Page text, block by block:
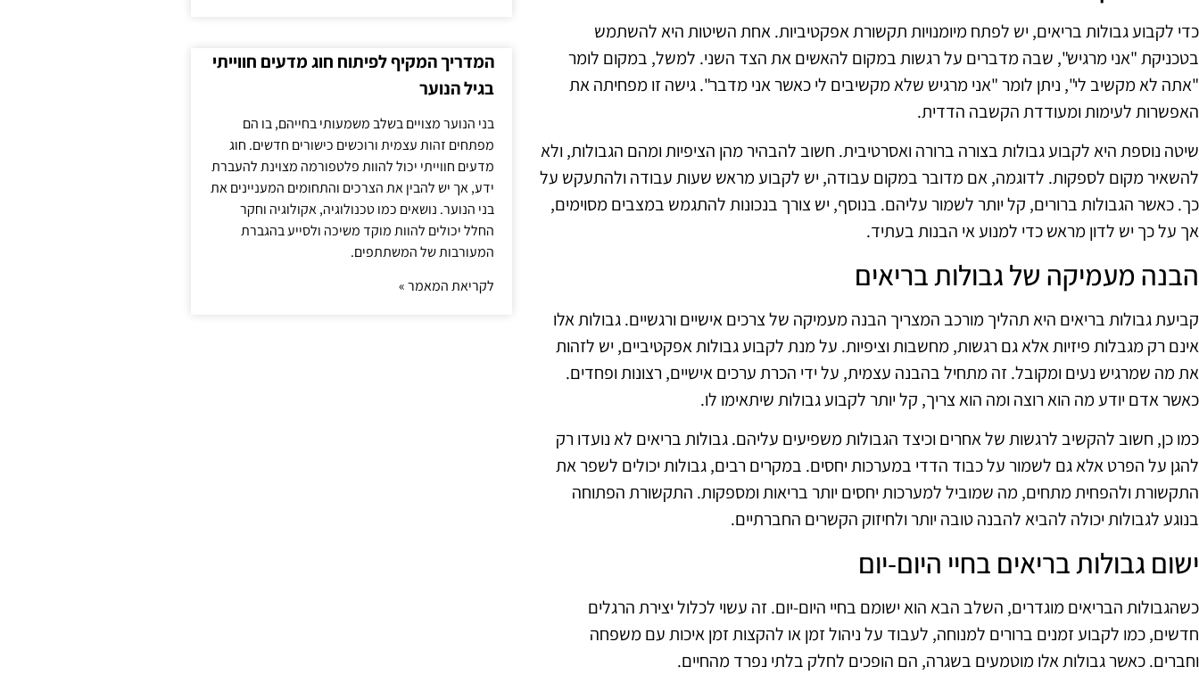
כדי לקבוע גבולות בריאים, יש לפתח מיומנויות תקשורת אפקטיביות. אחת השיטות היא להשתמש
בטכניקת "אני מרגיש", שבה מדברים על רגשות במקום להאשים את הצד השני. למשל, במקום לומר
"אתה לא מקשיב לי", ניתן לומר "אני מרגיש שלא מקשיבים לי כאשר אני מדבר". גישה זו מפחיתה את
האפשרות לעימות ומעודדת הקשבה הדדית.
שיטה נוספת היא לקבוע גבולות בצורה ברורה ואסרטיבית. חשוב להבהיר מהן הציפיות ומהם הגבולות, ולא
להשאיר מקום לספקות. לדוגמה, אם מדובר במקום עבודה, יש לקבוע מראש שעות עבודה ולהתעקש על
כך. כאשר הגבולות ברורים, קל יותר לשמור עליהם. בנוסף, יש צורך בנכונות להתגמש במצבים מסוימים,
אך על כך יש לדון מראש כדי למנוע אי הבנות בעתיד.
הבנה מעמיקה של גבולות בריאים
קביעת גבולות בריאים היא תהליך מורכב המצריך הבנה מעמיקה של צרכים אישיים ורגשיים. גבולות אלו
אינם רק מגבלות פיזיות אלא גם רגשות, מחשבות וציפיות. על מנת לקבוע גבולות אפקטיביים, יש לזהות
את מה שמרגיש נעים ומקובל. זה מתחיל בהבנה עצמית, על ידי הכרת ערכים אישיים, רצונות ופחדים.
כאשר אדם יודע מה הוא רוצה ומה הוא צריך, קל יותר לקבוע גבולות שיתאימו לו.
כמו כן, חשוב להקשיב לרגשות של אחרים וכיצד הגבולות משפיעים עליהם. גבולות בריאים לא נועדו רק
להגן על הפרט אלא גם לשמור על כבוד הדדי במערכות יחסים. במקרים רבים, גבולות יכולים לשפר את
התקשורת ולהפחית מתחים, מה שמוביל למערכות יחסים יותר בריאות ומספקות. התקשורת הפתוחה
בנוגע לגבולות יכולה להביא להבנה טובה יותר ולחיזוק הקשרים החברתיים.
ישום גבולות בריאים בחיי היום-יום
כשהגבולות הבריאים מוגדרים, השלב הבא הוא ישומם בחיי היום-יום. זה עשוי לכלול יצירת הרגלים
חדשים, כמו לקבוע זמנים ברורים למנוחה, לעבוד על ניהול זמן או להקצות זמן איכות עם משפחה
וחברים. כאשר גבולות אלו מוטמעים בשגרה, הם הופכים לחלק בלתי נפרד מהחיים.
המדריך המקיף לפיתוח חוג מדעים חווייתי
בגיל הנוער
בני הנוער מצויים בשלב משמעותי בחייהם, בו הם
מפתחים זהות עצמית ורוכשים כישורים חדשים. חוג
מדעים חווייתי יכול להוות פלטפורמה מצוינת להעברת
ידע, אך יש להבין את הצרכים והתחומים המעניינים את
בני הנוער. נושאים כמו טכנולוגיה, אקולוגיה וחקר
החלל יכולים להוות מוקד משיכה ולסייע בהגברת
המעורבות של המשתתפים.
לקריאת המאמר »